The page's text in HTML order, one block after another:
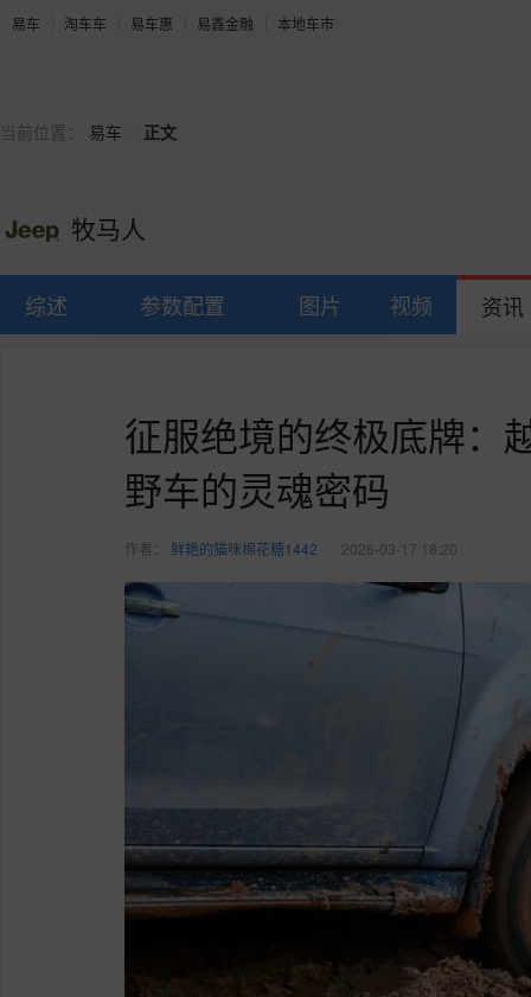
易车 淘车车 易车惠 易鑫金融 本地车市
当前位置： 易车 正文
牧马人
综述 参数配置 图片 视频 资讯
征服绝境的终极底牌：
野车的灵魂密码
作者： 鲜艳的猫咪棉花糖1442 2026-03-17 18:20